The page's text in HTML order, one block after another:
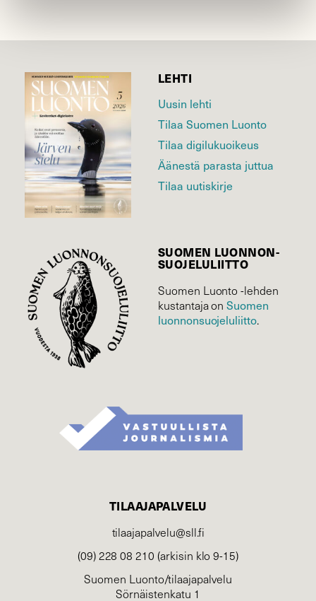
LEHTI
Uusin lehti
Tilaa Suomen Luonto
Tilaa digilukuoikeus
Äänestä parasta juttua
Tilaa uutiskirje
SUOMEN LUONNON­
SUOJELU­LIITTO
Suomen Luonto -lehden
kustantaja onSuomen
luonnonsuojelu­liitto.
TILAAJAPALVELU
tilaajapalvelu@sll.fi
(09) 228 08 210 (arkisin klo 9-15)
Suomen Luonto/tilaajapalvelu
Sörnäistenkatu 1